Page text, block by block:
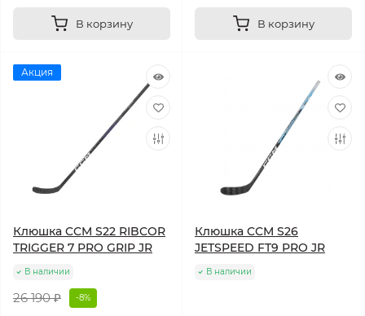
В корзину В корзину
Акция
Клюшка CCM S22 RIBCOR
TRIGGER 7 PRO GRIP JR
В наличии
26 190 ₽ -8%
Клюшка CCM S26
JETSPEED FT9 PRO JR
В наличии